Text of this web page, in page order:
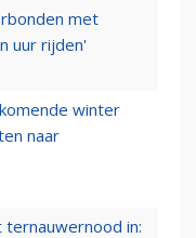
met
uur rijden'
winter
naar
in: